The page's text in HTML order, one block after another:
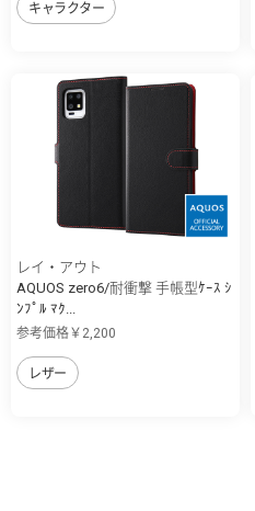
キャラクター
レイ・アウト
AQUOS zero6/耐衝撃 手帳型ｹｰｽ ｼ
ﾝﾌﾟﾙ ﾏｸ...
参考価格￥2,200
レザー